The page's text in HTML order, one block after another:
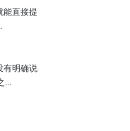
能直接提
有明确说
...